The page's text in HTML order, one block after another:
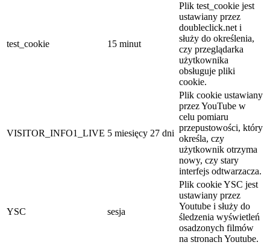
test_cookie 15 minut
Plik test_cookie jest
ustawiany przez
doubleclick.net i
służy do określenia,
czy przeglądarka
użytkownika
obsługuje pliki
cookie.
VISITOR_INFO1_LIVE 5 miesięcy 27 dni
Plik cookie ustawiany
przez YouTube w
celu pomiaru
przepustowości, który
określa, czy
użytkownik otrzyma
nowy, czy stary
interfejs odtwarzacza.
YSC sesja
Plik cookie YSC jest
ustawiany przez
Youtube i służy do
śledzenia wyświetleń
osadzonych filmów
na stronach Youtube.